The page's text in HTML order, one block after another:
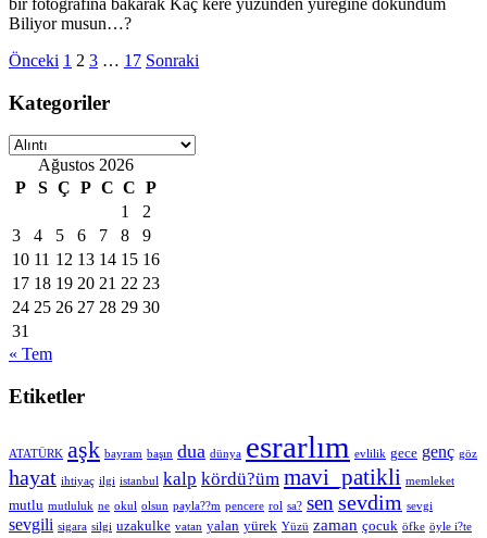
bir fotoğrafına bakarak Kaç kere yüzünden yüreğine dokundum
Biliyor musun…?
Yazı
sayfalaması
Önceki 1 2 3 … 17 Sonraki
Kategoriler
Kategoriler
Ağustos 2026
P
S Ç P C C P
1
2
3
4 5 6 7 8
9
10 11 12 13 14 15 16
17 18 19 20 21 22 23
24 25 26 27 28 29 30
31
« Tem
Etiketler
ATATÜRK aşk bayram başın dua dünya esrarlım evlilik gece genç göz
hayat ihtiyaç ilgi istanbul kalp kördü?üm mavi_patikli memleket
mutlu mutluluk ne okul olsun payla??m pencere rol sa? sen sevdim sevgi
sevgili sigara silgi uzakulke vatan yalan yürek Yüzü zaman çocuk öfke öyle i?te